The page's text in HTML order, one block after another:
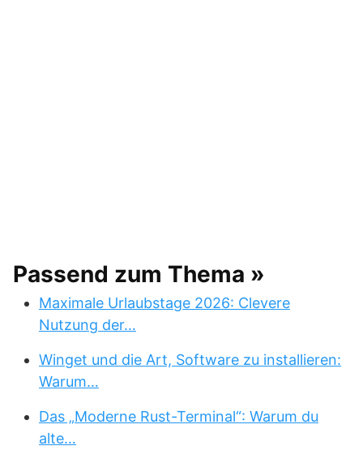
Passend zum Thema »
Maximale Urlaubstage 2026: Clevere
Nutzung der…
Winget und die Art, Software zu installieren:
Warum…
Das „Moderne Rust-Terminal“: Warum du
alte…